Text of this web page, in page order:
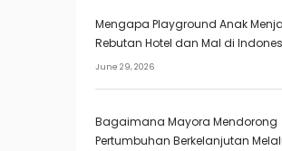
Mengapa Playground Anak
Rebutan Hotel dan Mal di
June 29, 2026
Bagaimana Mayora Mendorong
Pertumbuhan Berkelanjutan